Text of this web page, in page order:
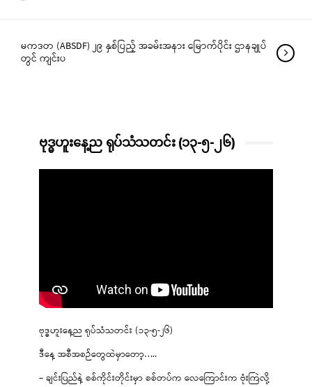
မကဒတ (ABSDF) ၂၉ နှစ်ပြည့် အခမ်းအနား မြောက်ပိုင်း ဌာနချုပ်
တွင် ကျင်းပ
ဗုဒ္ဓဟူးနေ့ည ရုပ်သံသတင်း (၁၃-၅-၂၆)
ဗုဒ္ဓဟူးနေ့ည ရုပ်သံသတင်း (၁၃-၅-၂၆)
ဒီနေ့ အစီအစဉ်တွေထဲမှာတော့…..
– ချင်းပြည်နဲ့ စစ်ကိုင်းတိုင်းမှာ စစ်တပ်က လေကြောင်းက ဗုံးကြဲလို့